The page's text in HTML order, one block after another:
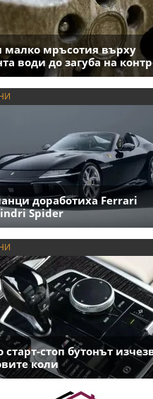
малко мръсотия върху
води до загуба на
доработиха Ferrari
Spider
стоп бутонът
коли